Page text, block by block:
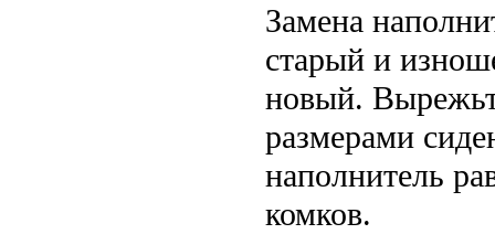
Замена
старый и
новый.
размерами
наполнитель
комков.